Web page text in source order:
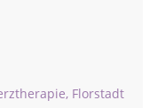
Florstadt